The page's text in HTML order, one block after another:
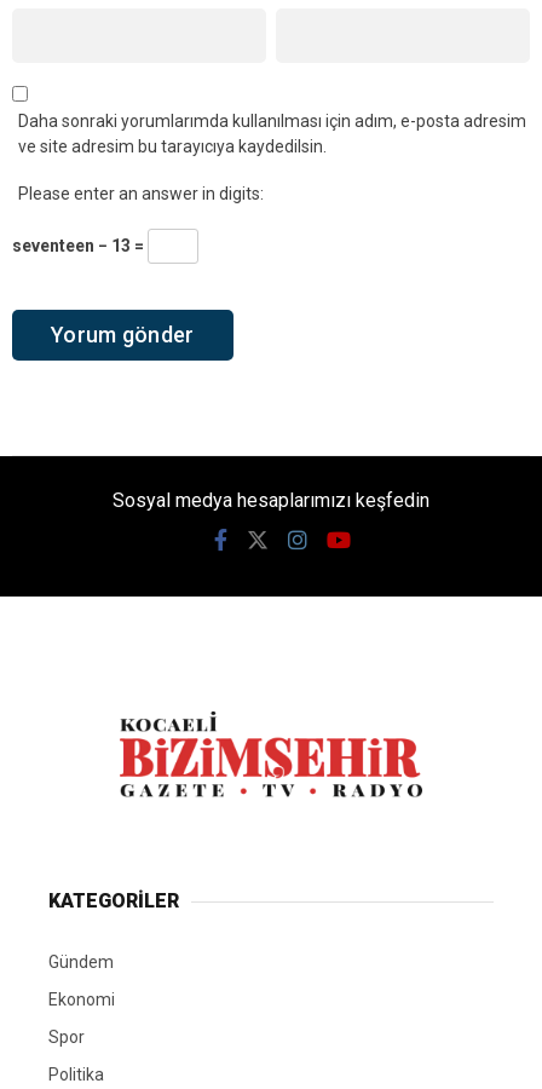
Daha sonraki yorumlarımda kullanılması için adım, e-posta adresim
ve site adresim bu tarayıcıya kaydedilsin.
Please enter an answer in digits:
seventeen − 13 =
Sosyal medya hesaplarımızı keşfedin
KATEGORİLER
Gündem
Ekonomi
Spor
Politika